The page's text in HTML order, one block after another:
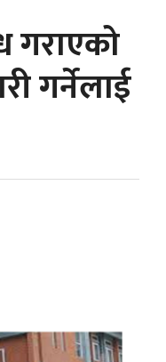
गराएको
गर्नेलाई